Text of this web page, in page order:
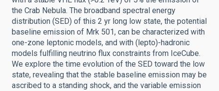
the Crab Nebula. The broadband spectral energy
distribution (SED) of this 2 yr long low state, the potential
baseline emission of Mrk 501, can be characterized with
one-zone leptonic models, and with (lepto)-hadronic
models fulfilling neutrino flux constraints from IceCube.
We explore the time evolution of the SED toward the low
state, revealing that the stable baseline emission may be
ascribed to a standing shock, and the variable emission